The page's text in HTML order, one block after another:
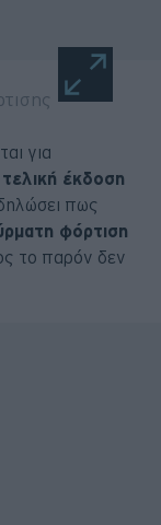
για
έκδοση
πως
φόρτιση
το παρόν δεν